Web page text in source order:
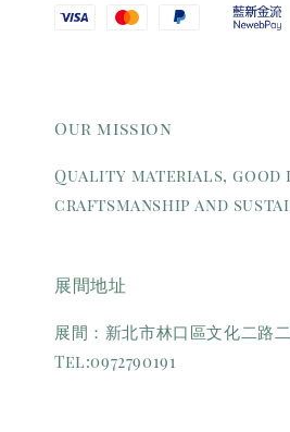
Our mission
Quality materials, good
craftsmanship and
展間地址
展間：新北市林口區文化二路
Tel:0972790191